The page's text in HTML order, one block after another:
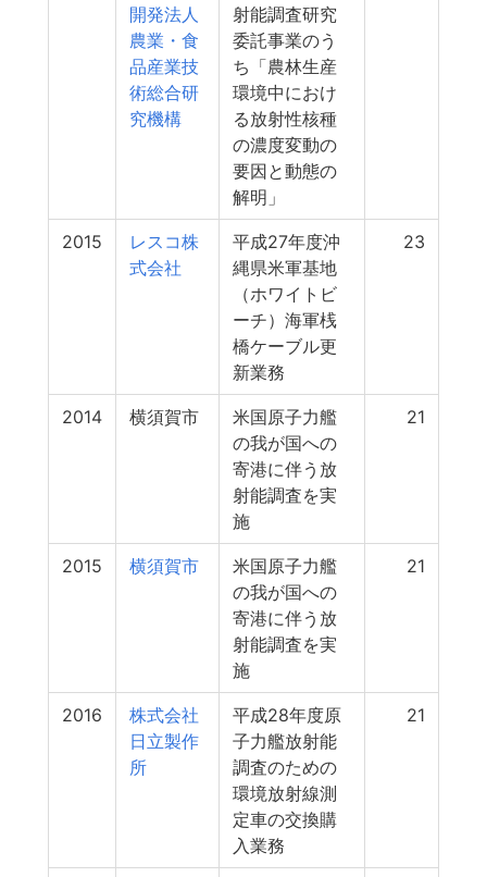
開発法人
農業・食
品産業技
術総合研
究機構
射能調査研究
委託事業のう
ち「農林生産
環境中におけ
る放射性核種
の濃度変動の
要因と動態の
解明」
2015
レスコ株
式会社
平成27年度沖
縄県米軍基地
（ホワイトビ
ーチ）海軍桟
橋ケーブル更
新業務
23
2014 横須賀市
米国原子力艦
の我が国への
寄港に伴う放
射能調査を実
施
21
2015 横須賀市
米国原子力艦
の我が国への
寄港に伴う放
射能調査を実
施
21
2016
株式会社
日立製作
所
平成28年度原
子力艦放射能
調査のための
環境放射線測
定車の交換購
入業務
21